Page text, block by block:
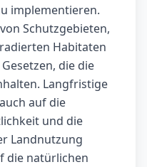
implementieren.
Schutzgebieten,
Habitaten
die die
Langfristige
auf die
und die
Landnutzung
die natürlichen